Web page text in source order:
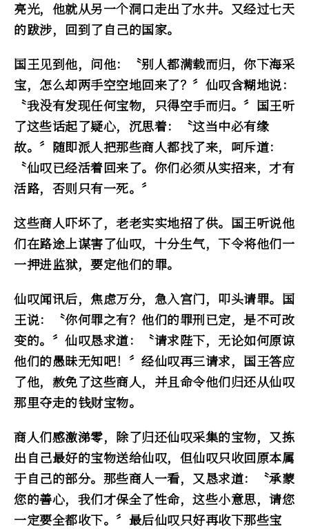
亮光，他就从另一个洞口走出了水井。又经过七天
的跋涉，回到了自己的国家。
国王见到他，问他：〝别人都满载而归，你下海采
宝，怎么却两手空空地回来了？〞仙叹含糊地说：
〝我没有发现任何宝物，只得空手而归。〞国王听
了这些话起了疑心，沉思着：〝这当中必有缘
故。〞随即派人把那些商人都找了来，呵斥道：
〝仙叹已经活着回来了。你们必须从实招来，才有
活路，否则只有一死。〞
这些商人吓坏了，老老实实地招了供。国王听说他
们在路途上谋害了仙叹，十分生气，下令将他们一
一押进监狱，要定他们的罪。
仙叹闻讯后，焦虑万分，急入宫门，叩头请罪。国
王说：〝你何罪之有？他们的罪刑已定，是不可改
变的。〞仙叹恳求道：〝请求陛下，无论如何原谅
他们的愚昧无知吧！〞经仙叹再三请求，国王答应
了他，赦免了这些商人，并且命令他们归还从仙叹
那里夺走的钱财宝物。
商人们感激涕零，除了归还仙叹采集的宝物，又拣
出自己最好的宝物送给仙叹，但仙叹只收回原本属
于自己的部分。那些商人一看，又恳求道：〝承蒙
您的善心，我们才保全了性命，这些小意思，请您
一定要全都收下。〞最后仙叹只好再收下那些宝